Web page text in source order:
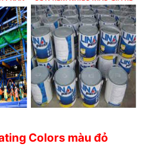
Colors màu đỏ